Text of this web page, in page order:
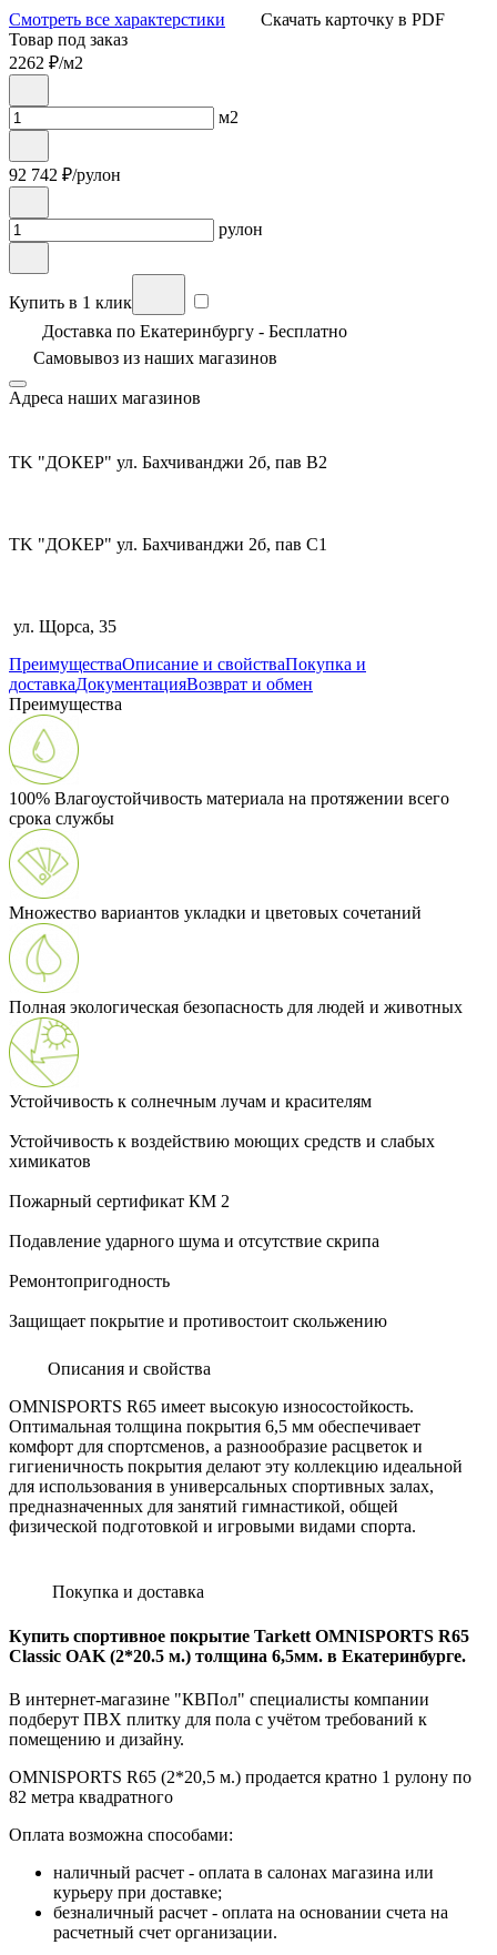
Смотреть все характерстики
Скачать карточку в PDF
Товар под заказ
2262 ₽/м2
м2
92 742 ₽/рулон
рулон
Купить в 1 клик
Доставка по Екатеринбургу - Бесплатно
Самовывоз из наших магазинов
Адреса наших магазинов
TK "ДОКЕР" ул. Бахчиванджи 2б, пав В2
TK "ДОКЕР" ул. Бахчиванджи 2б, пав С1
ул. Щорса, 35
ПреимуществаОписание и свойстваПокупка и
доставкаДокументацияВозврат и обмен
Преимущества
100% Влагоустойчивость материала на протяжении всего
срока службы
Множество вариантов укладки и цветовых сочетаний
Полная экологическая безопасность для людей и животных
Устойчивость к солнечным лучам и красителям
Устойчивость к воздействию моющих средств и слабых
химикатов
Пожарный сертификат КМ 2
Подавление ударного шума и отсутствие скрипа
Ремонтопригодность
Защищает покрытие и противостоит скольжению
Описания и свойства
OMNISPORTS R65 имеет высокую износостойкость.
Оптимальная толщина покрытия 6,5 мм обеспечивает
комфорт для спортсменов, а разнообразие расцветок и
гигиеничность покрытия делают эту коллекцию идеальной
для использования в универсальных спортивных залах,
предназначенных для занятий гимнастикой, общей
физической подготовкой и игровыми видами спорта.
Покупка и доставка
Купить спортивное покрытие Tarkett OMNISPORTS R65
Classic OAK (2*20.5 м.) толщина 6,5мм. в Екатеринбурге.
В интернет-магазине "КВПол" специалисты компании
подберут ПВХ плитку для пола с учётом требований к
помещению и дизайну.
OMNISPORTS R65 (2*20,5 м.) продается кратно 1 рулону по
82 метра квадратного
Оплата возможна способами:
наличный расчет - оплата в салонах магазина или
курьеру при доставке;
безналичный расчет - оплата на основании счета на
расчетный счет организации.